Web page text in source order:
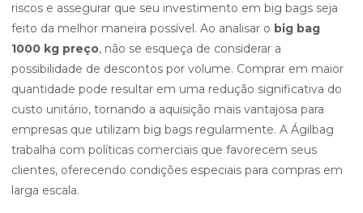
riscos e assegurar que seu investimento em big bags seja
feito da melhor maneira possível. Ao analisar o big bag
1000 kg preço, não se esqueça de considerar a
possibilidade de descontos por volume. Comprar em maior
quantidade pode resultar em uma redução significativa do
custo unitário, tornando a aquisição mais vantajosa para
empresas que utilizam big bags regularmente. A Ágilbag
trabalha com políticas comerciais que favorecem seus
clientes, oferecendo condições especiais para compras em
larga escala.